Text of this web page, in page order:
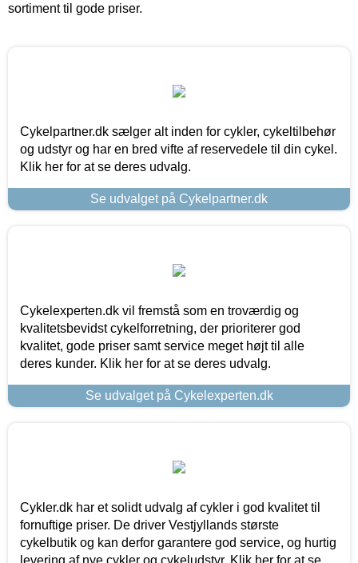
sortiment til gode priser.
Cykelpartner.dk sælger alt inden for cykler, cykeltilbehør
og udstyr og har en bred vifte af reservedele til din cykel.
Klik her for at se deres udvalg.
Se udvalget på Cykelpartner.dk
Cykelexperten.dk vil fremstå som en troværdig og
kvalitetsbevidst cykelforretning, der prioriterer god
kvalitet, gode priser samt service meget højt til alle
deres kunder. Klik her for at se deres udvalg.
Se udvalget på Cykelexperten.dk
Cykler.dk har et solidt udvalg af cykler i god kvalitet til
fornuftige priser. De driver Vestjyllands største
cykelbutik og kan derfor garantere god service, og hurtig
levering af nye cykler og cykeludstyr. Klik her for at se